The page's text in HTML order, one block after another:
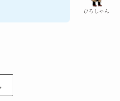
ひろしゃん